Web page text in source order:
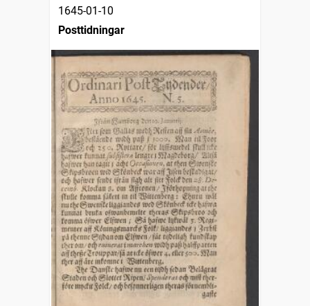
1645-01-10
Posttidningar